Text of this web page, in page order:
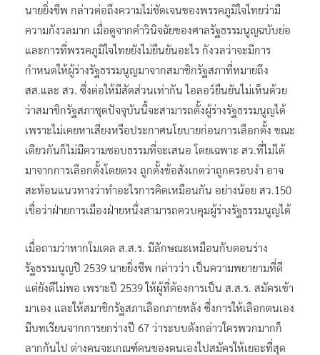
นายยิ่งชีพ กล่าวต่อถึงความไม่ชัดเจนของพรรคภูมิใจไทยว่ามี
ความกังวลมาก เมื่อดูจากคำวินิจฉัยของศาลรัฐธรรมนูญฉบับย่อ
และการที่พรรคภูมิใจไทยยังไม่ยืนยันอะไร กังวลว่าจะมีการ
กำหนดให้ผู้ร่างรัฐธรรมนูญมาจากสมาชิกรัฐสภาที่หมายถึง
สส.และ สว. ซึ่งต่อให้มีสัดส่วนเท่ากัน ไอลอว์ยืนยันไม่เห็นด้วย
ว่าสมาชิกรัฐสภาชุดปัจจุบันนี้จะสามารถตั้งผู้ร่างรัฐธรรมนูญได้
เพราะไม่เคยหาเสียงหรือประกาศนโยบายก่อนการเลือกตั้ง ขณะ
เดียวกันก็ไม่มีความชอบธรรมที่จะเสนอ โดยเฉพาะ สว.ที่ไม่ได้
มาจากการเลือกตั้งโดยตรง ถูกตั้งข้อสังเกตว่าถูกครอบงำ อาจ
สะท้อนแนวทางว่าทำอะไรการคิดเหมือนกัน อย่างน้อย สว.150
เชื่อว่าฝ่ายการเมืองฝ่ายหนึ่งสามารถควบคุมผู้ร่างรัฐธรรมนูญได้
เมื่อถามว่าหากโมเดล ส.ส.ร. มีลักษณะเหมือนกับตอนร่าง
รัฐธรรมนูญปี 2539 นายยิ่งชีพ กล่าวว่า เป็นความพยายามที่ดี
แต่ยังดีไม่พอ เพราะปี 2539 ให้ผู้ที่ต้องการเป็น ส.ส.ร. สมัครเข้า
มาเอง และให้สมาชิกรัฐสภาเลือกภายหลัง ซึ่งการให้เลือกตนเอง
มีบทเรียนจากการยกร่างปี 67 ว่าระบบดังกล่าวใครพวกมากก็
ลากกันไป ต่างคนจะเกณฑ์คนของตนเองไปสมัครให้เยอะที่สุด